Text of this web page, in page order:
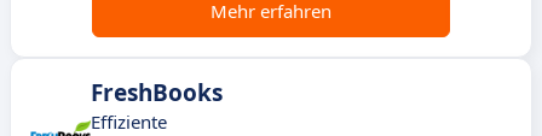
Mehr erfahren
FreshBooks
Effiziente